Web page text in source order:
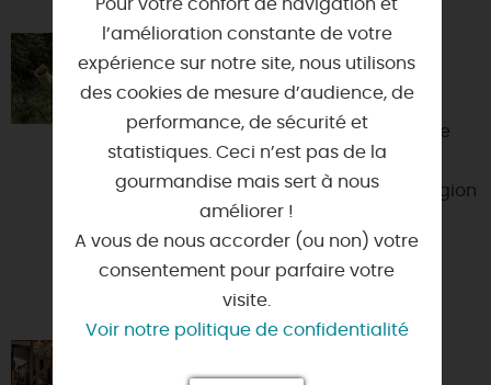
PLUME DE NATURE
45000 - ORLEANS
Passionnée par la nature, j'organise
des sessions de découverte
ornithologique et botanique en Région
Centre. Animations de gro...
Pour votre confort de navigation et
l’amélioration constante de votre
expérience sur notre site, nous utilisons
des cookies de mesure d’audience, de
performance, de sécurité et
statistiques. Ceci n’est pas de la
gourmandise mais sert à nous
améliorer !
A vous de nous accorder (ou non) votre
consentement pour parfaire votre
visite.
Voir notre politique de confidentialité